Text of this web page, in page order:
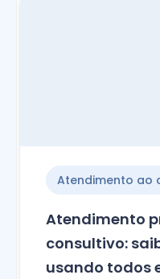
Atendimento ao
Atendimento
consultivo:
usando todos